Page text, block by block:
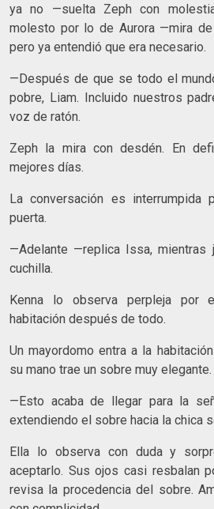
ya no —suelta Zeph con
molesto por lo de Aurora —mira
pero ya entendió que era necesario.
—Después de que se todo el
pobre, Liam. Incluido nuestros
voz de ratón.
Zeph la mira con desdén. En
mejores días.
La conversación es
puerta.
—Adelante —replica Issa, mientras
cuchilla.
Kenna lo observa perpleja por
habitación después de todo.
Un mayordomo entra a la
su mano trae un sobre muy elegante.
—Esto acaba de llegar para la
extendiendo el sobre hacia la chica
Ella lo observa con duda y
aceptarlo. Sus ojos casi resbalan
revisa la procedencia del sobre.